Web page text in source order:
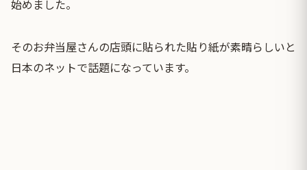
始めました。
そのお弁当屋さんの店頭に貼られた貼り紙が素晴らしいと
日本のネットで話題になっています。